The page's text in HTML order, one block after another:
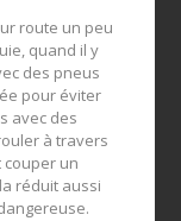
route un peu
quand il y
des pneus
pour éviter
avec des
à travers
un
réduit aussi